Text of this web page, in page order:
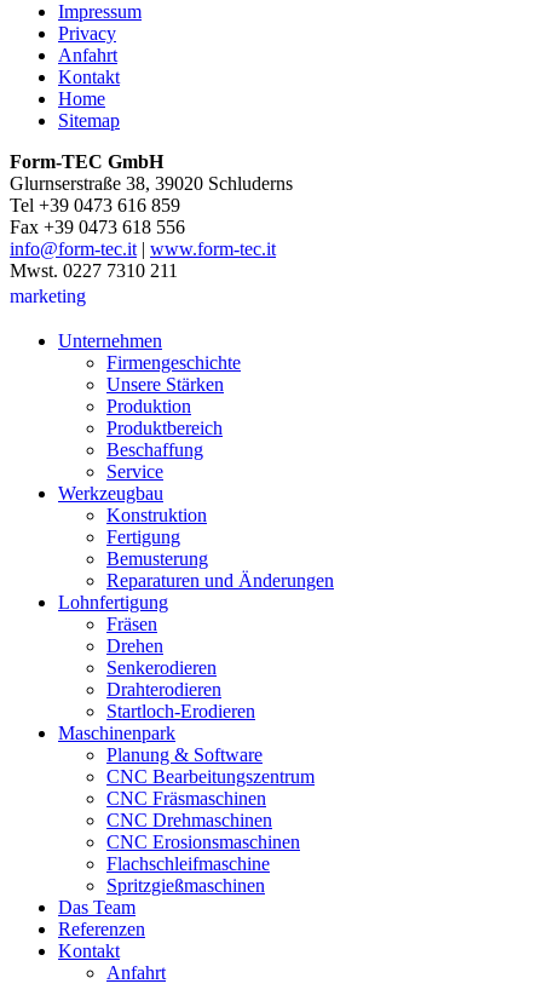
Impressum
Privacy
Anfahrt
Kontakt
Home
Sitemap
Form-TEC GmbH
Glurnserstraße 38, 39020 Schluderns
Tel +39 0473 616 859
Fax +39 0473 618 556
info@form-tec.it| www.form-tec.it
Mwst. 0227 7310 211
marketing
Unternehmen
Firmengeschichte
Unsere Stärken
Produktion
Produktbereich
Beschaffung
Service
Werkzeugbau
Konstruktion
Fertigung
Bemusterung
Reparaturen und Änderungen
Lohnfertigung
Fräsen
Drehen
Senkerodieren
Drahterodieren
Startloch-Erodieren
Maschinenpark
Planung & Software
CNC Bearbeitungszentrum
CNC Fräsmaschinen
CNC Drehmaschinen
CNC Erosionsmaschinen
Flachschleifmaschine
Spritzgießmaschinen
Das Team
Referenzen
Kontakt
Anfahrt